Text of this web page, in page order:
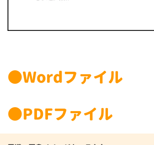
●Wordファイル
●PDFファイル